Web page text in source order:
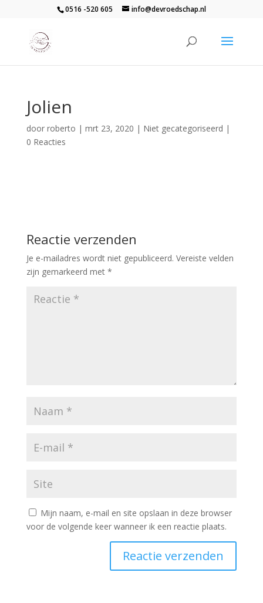
0516 -520 605 info@devroedschap.nl
Jolien
door roberto | mrt 23, 2020 | Niet gecategoriseerd |
0 Reacties
Reactie verzenden
Je e-mailadres wordt niet gepubliceerd. Vereiste velden
zijn gemarkeerd met *
Mijn naam, e-mail en site opslaan in deze browser
voor de volgende keer wanneer ik een reactie plaats.